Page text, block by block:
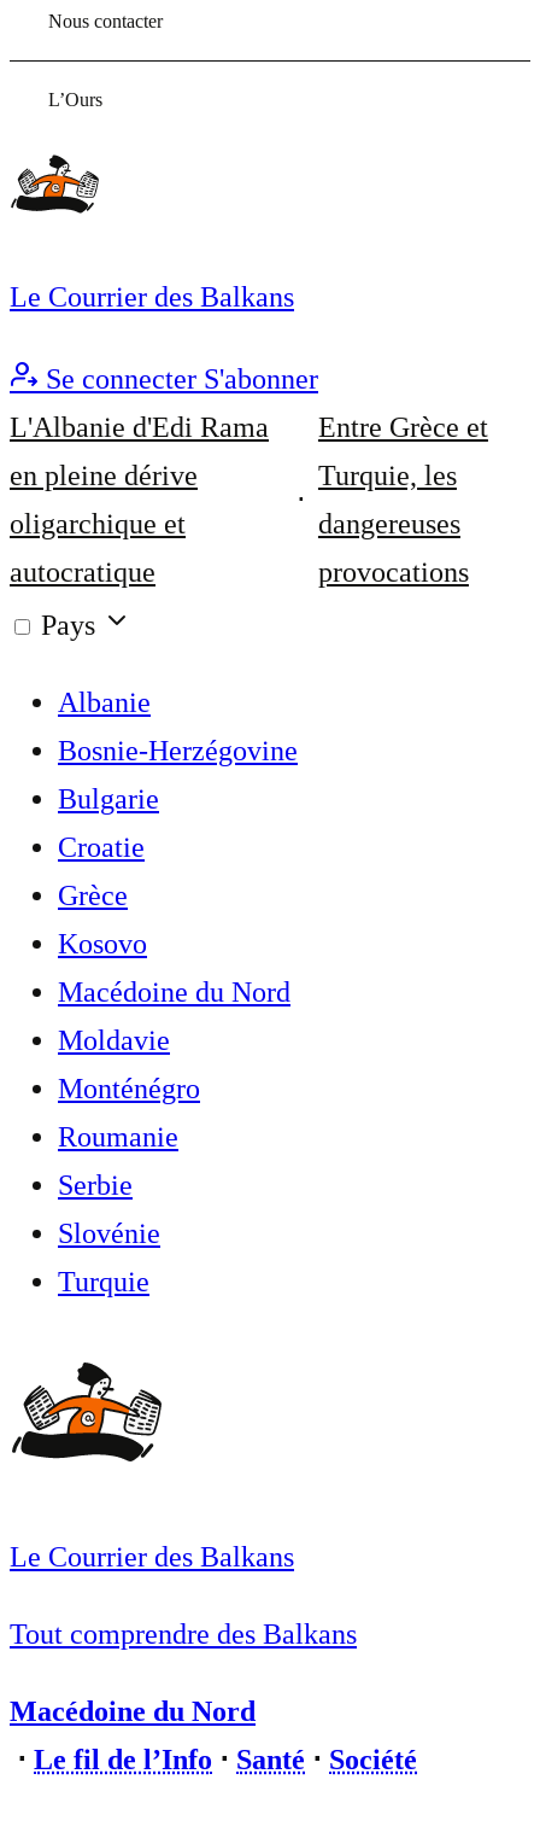
Nous contacter
L’Ours
Le Courrier des Balkans
Se connecter S'abonner
L'Albanie d'Edi Rama
en pleine dérive
oligarchique et
autocratique
Entre Grèce et
Turquie, les
dangereuses
provocations
Pays
Albanie
Bosnie-Herzégovine
Bulgarie
Croatie
Grèce
Kosovo
Macédoine du Nord
Moldavie
Monténégro
Roumanie
Serbie
Slovénie
Turquie
Le Courrier des Balkans
Tout comprendre des Balkans
Macédoine du Nord
⋅ Le fil de l’Info ⋅ Santé ⋅ Société